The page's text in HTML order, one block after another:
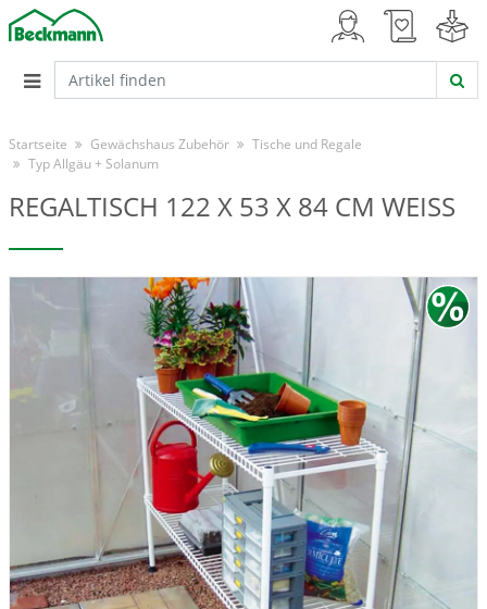
Startseite Gewächshaus Zubehör
Tische und Regale
Typ Allgäu + Solanum
REGALTISCH 122 X 53 X 84 CM WEISS